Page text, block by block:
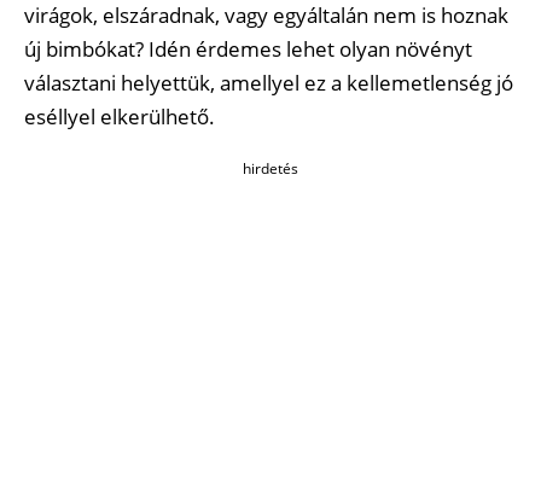
virágok, elszáradnak, vagy egyáltalán nem is hoznak
új bimbókat? Idén érdemes lehet olyan növényt
választani helyettük, amellyel ez a kellemetlenség jó
eséllyel elkerülhető.
hirdetés